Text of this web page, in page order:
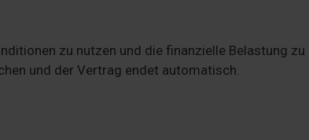
zu nutzen und die finanzielle Belastung zu
und der Vertrag endet automatisch.